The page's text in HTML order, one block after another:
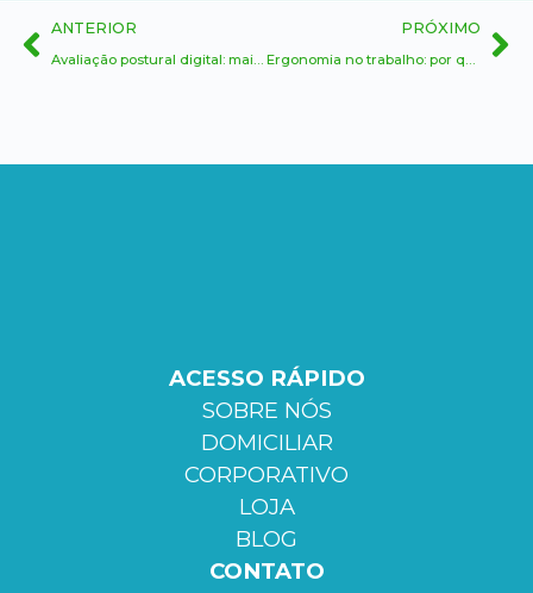
ANTERIOR
Avaliação postural digital: mais precisão para criar planos terapêuticos personalizados
PRÓXIMO
Ergonomia no trabalho: por que sua empresa precisa investir nisso agora
ACESSO RÁPIDO
SOBRE NÓS
DOMICILIAR
CORPORATIVO
LOJA
BLOG
CONTATO